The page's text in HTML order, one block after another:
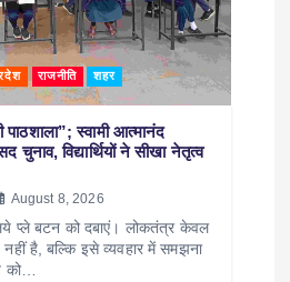
राजनीति शहर
स्वामी आत्मानंद
चुनाव, विद्यार्थियों ने सीखा नेतृत्व
August 8, 2026
प्ले बटन को दबाएं। लोकतंत्र केवल
नहीं है, बल्कि इसे व्यवहार में समझना
को…